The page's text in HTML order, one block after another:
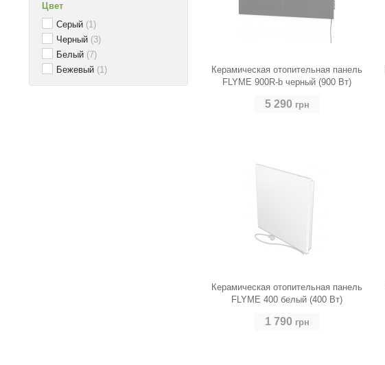
Цвет
Серый (1)
Черный (3)
Белый (7)
Бежевый (1)
Керамическая отопительная панель
FLYME 900R-b черный (900 Вт)
5 290 грн
Керамическая отопительная панель
FLYME 400 белый (400 Вт)
1 790 грн